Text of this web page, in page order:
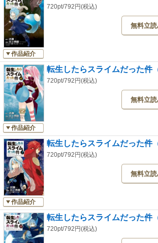
作品紹介
720pt/792円(税込)
無料立読
作品紹介
転生したらスライムだった件
720pt/792円(税込)
無料立読
作品紹介
転生したらスライムだった件
720pt/792円(税込)
無料立読
転生したらスライムだった件
720pt/792円(税込)